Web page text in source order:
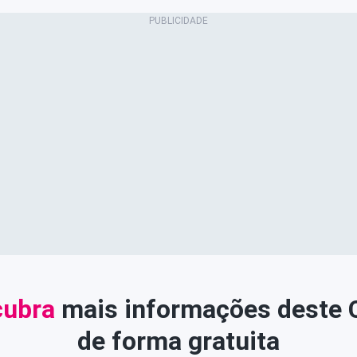
mais informações deste
de forma gratuita